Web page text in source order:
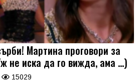
Мартина проговори за
не иска да го вижда, ама …)
15029